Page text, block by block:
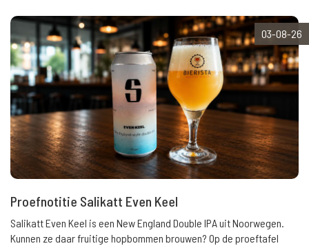
03-08-26
Proefnotitie Salikatt Even Keel
Salikatt Even Keel is een New England Double IPA uit Noorwegen.
Kunnen ze daar fruitige hopbommen brouwen? Op de proeftafel